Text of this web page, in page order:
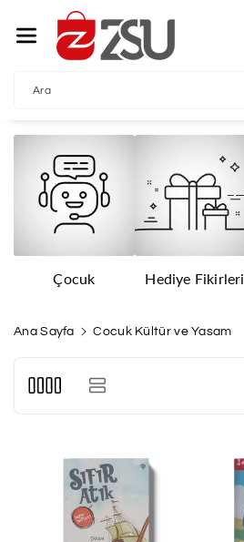
İçeriğe Atla
Ara
Çocuk Hediye Fikirleri
Ana Sayfa Cocuk Kültür ve Yasam